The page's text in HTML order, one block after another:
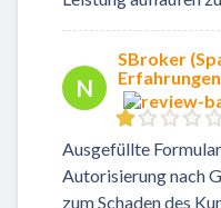
N
SBroker
Ausgefüllte
Autorisierung nach
zum Schaden des